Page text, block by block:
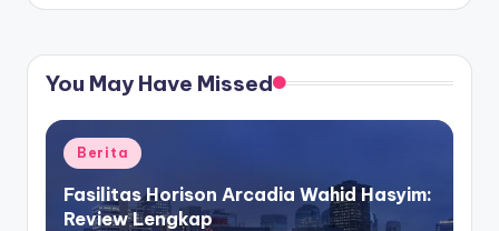
You May Have Missed
Posted
in
Berita
Fasilitas Horison Arcadia Wahid Hasyim:
Review Lengkap